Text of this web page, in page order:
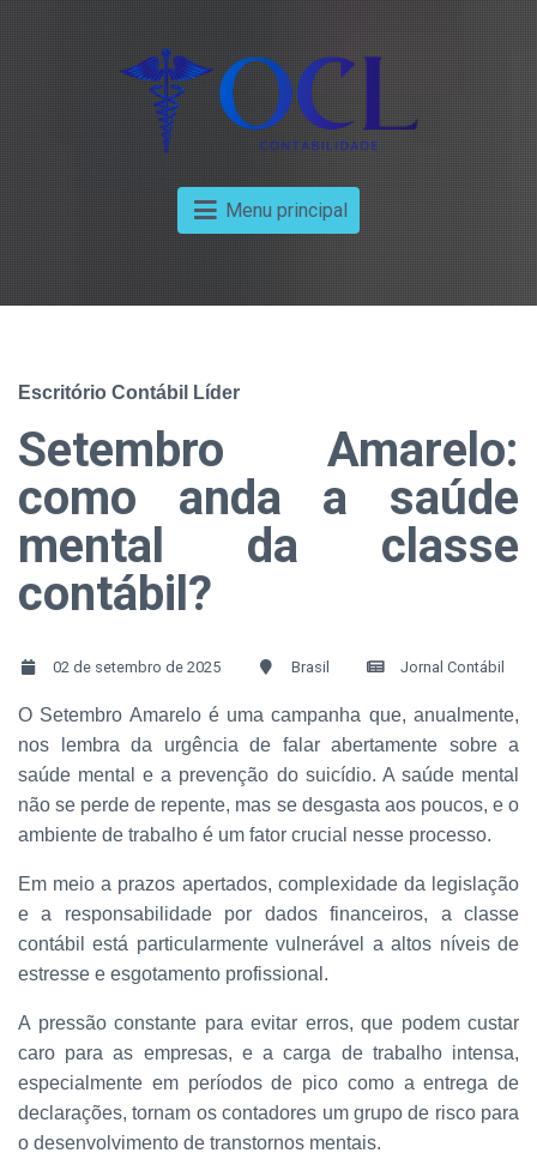
Menu principal
Escritório Contábil Líder
Setembro Amarelo:
como anda a saúde
mental da classe
contábil?
02 de setembro de 2025 Brasil Jornal Contábil
O Setembro Amarelo é uma campanha que, anualmente,
nos lembra da urgência de falar abertamente sobre a
saúde mental e a prevenção do suicídio. A saúde mental
não se perde de repente, mas se desgasta aos poucos, e o
ambiente de trabalho é um fator crucial nesse processo.
Em meio a prazos apertados, complexidade da legislação
e a responsabilidade por dados financeiros, a classe
contábil está particularmente vulnerável a altos níveis de
estresse e esgotamento profissional.
A pressão constante para evitar erros, que podem custar
caro para as empresas, e a carga de trabalho intensa,
especialmente em períodos de pico como a entrega de
declarações, tornam os contadores um grupo de risco para
o desenvolvimento de transtornos mentais.